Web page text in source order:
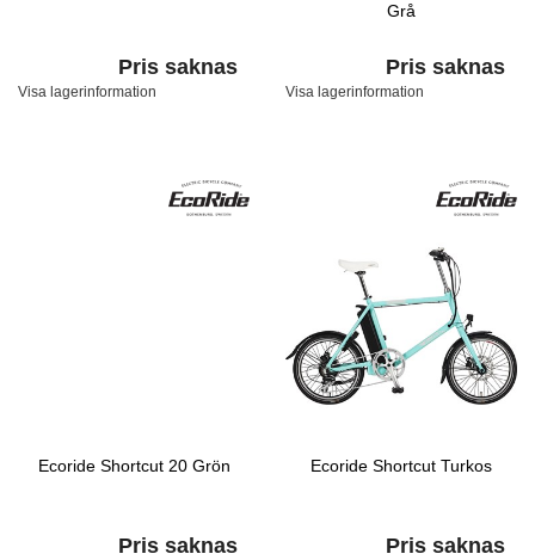
Pris saknas
Visa lagerinformation
Grå
Pris saknas
Visa lagerinformation
Ecoride Shortcut 20 Grön
Pris saknas
Ecoride Shortcut Turkos
Pris saknas